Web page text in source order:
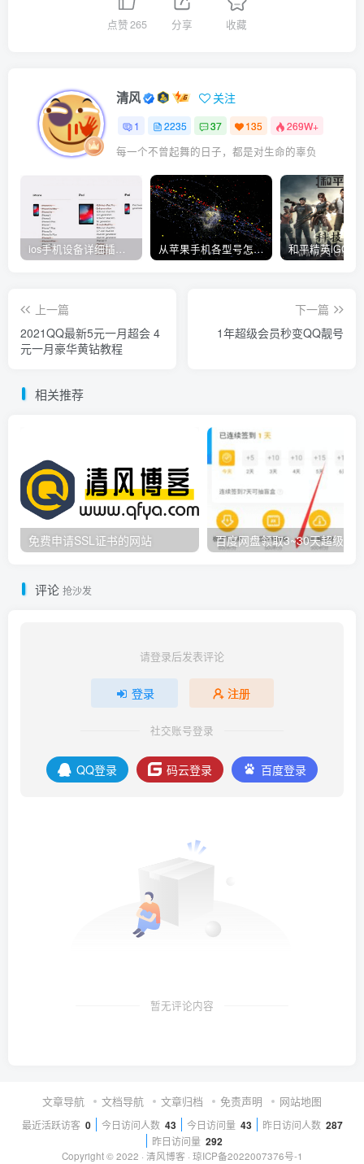
点赞265 分享 收藏
清风 关注
1 2235 37 135 269W+
每一个不曾起舞的日子，都是对生命的辜负
从苹果手机各型号怎么越狱到怎么开科技完整教程
上一篇
2021QQ最新5元一月超会 4
元一月豪华黄钻教程
下一篇
1年超级会员秒变QQ靓号
相关推荐
免费申请SSL证书的网站 百度网盘领取3~30天超级会
评论 抢沙发
请登录后发表评论
登录 注册
社交账号登录
QQ登录 码云登录 百度登录
暂无评论内容
文章导航 文档导航 文章归档 免责声明 网站地图
最近活跃访客 0 今日访问人数 43 今日访问量 43 昨日访问人数 287
昨日访问量 292
Copyright © 2022 · 清风博客 · 琼ICP备2022007376号-1